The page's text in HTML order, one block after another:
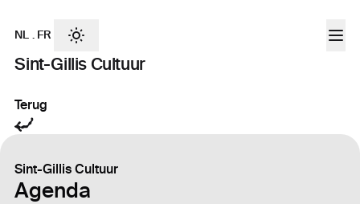
Sint-Gillis Cultuur
NL . FR
Terug
Sint-Gillis Cultuur
Agenda